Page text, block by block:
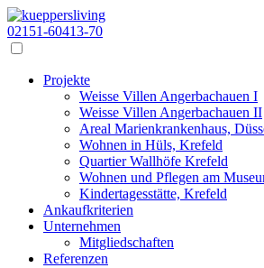
02151-60413-70
Projekte
Weisse Villen Angerbachauen I
Weisse Villen Angerbachauen II
Areal Marienkrankenhaus,
Wohnen in Hüls, Krefeld
Quartier Wallhöfe Krefeld
Wohnen und Pflegen am
Kindertagesstätte, Krefeld
Ankaufkriterien
Unternehmen
Mitgliedschaften
Referenzen